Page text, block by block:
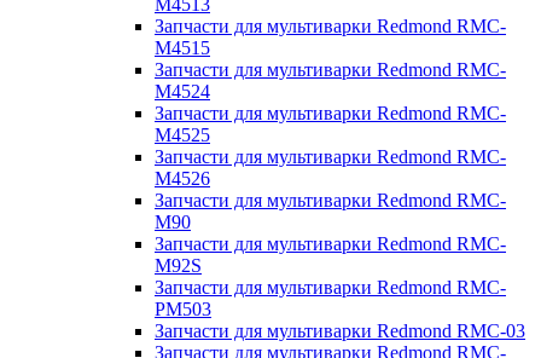
M4513
Запчасти для мультиварки Redmond RMC-
M4515
Запчасти для мультиварки Redmond RMC-
M4524
Запчасти для мультиварки Redmond RMC-
M4525
Запчасти для мультиварки Redmond RMC-
M4526
Запчасти для мультиварки Redmond RMC-
M90
Запчасти для мультиварки Redmond RMC-
M92S
Запчасти для мультиварки Redmond RMC-
PM503
Запчасти для мультиварки Redmond RMC-03
Запчасти для мультиварки Redmond RMC-